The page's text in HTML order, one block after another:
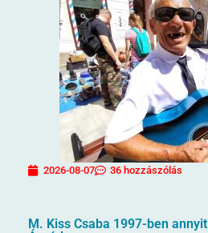
2026-08-07 36 hozzászólás
M. Kiss Csaba 1997-ben